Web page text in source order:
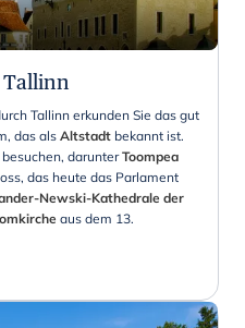
Tallinn
Tallinn erkunden Sie das gut
das als Altstadt bekannt ist.
darunterToompea
das heute das Parlament
Newski-Kathedrale der
aus dem 13.